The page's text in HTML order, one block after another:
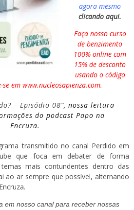
agora mesmo
clicando aqui.
Faça nosso curso
de benzimento
100% online com
15% de desconto
usando o código
em www.nucleosapienza.com.
– Episódio 08“, nossa leitura
do podcast Papo na
Encruza.
transmitido no canal Perdido em
que foca em debater de forma
mais contundentes dentro das
ao ar sempre que possível, alternando
em nosso canal para receber nossas